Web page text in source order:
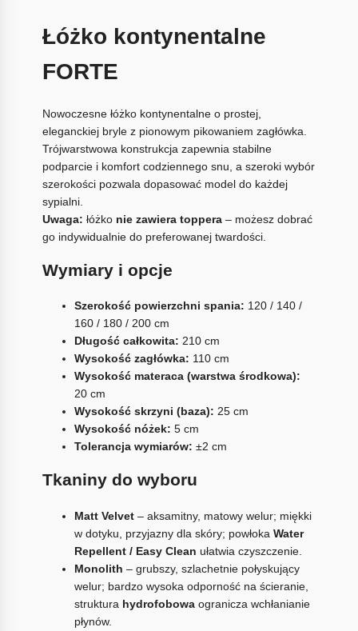
Łóżko kontynentalne
FORTE
Nowoczesne łóżko kontynentalne o prostej,
eleganckiej bryle z pionowym pikowaniem zagłówka.
Trójwarstwowa konstrukcja zapewnia stabilne
podparcie i komfort codziennego snu, a szeroki wybór
szerokości pozwala dopasować model do każdej
sypialni.
Uwaga: łóżko nie zawiera toppera– możesz dobrać
go indywidualnie do preferowanej twardości.
Wymiary i opcje
Szerokość powierzchni spania: 120 / 140 /
160 / 180 / 200 cm
Długość całkowita: 210 cm
Wysokość zagłówka: 110 cm
Wysokość materaca (warstwa środkowa):
20 cm
Wysokość skrzyni (baza): 25 cm
Wysokość nóżek: 5 cm
Tolerancja wymiarów: ±2 cm
Tkaniny do wyboru
Matt Velvet– aksamitny, matowy welur; miękki
w dotyku, przyjazny dla skóry; powłoka Water
Repellent / Easy Clean ułatwia czyszczenie.
Monolith – grubszy, szlachetnie połyskujący
welur; bardzo wysoka odporność na ścieranie,
struktura hydrofobowaogranicza wchłanianie
płynów.